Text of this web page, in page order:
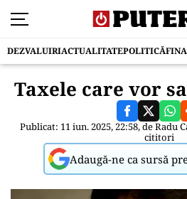
DEZVALUIRIACTUALITATEPOLITICĂ
Taxele care vor
Publicat: 11 iun. 2025, 22:58, deRadu
cititori
Adaugă-ne ca sursă